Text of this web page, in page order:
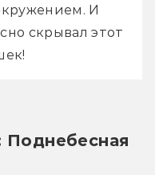
И
скрывал этот
Поднебесная